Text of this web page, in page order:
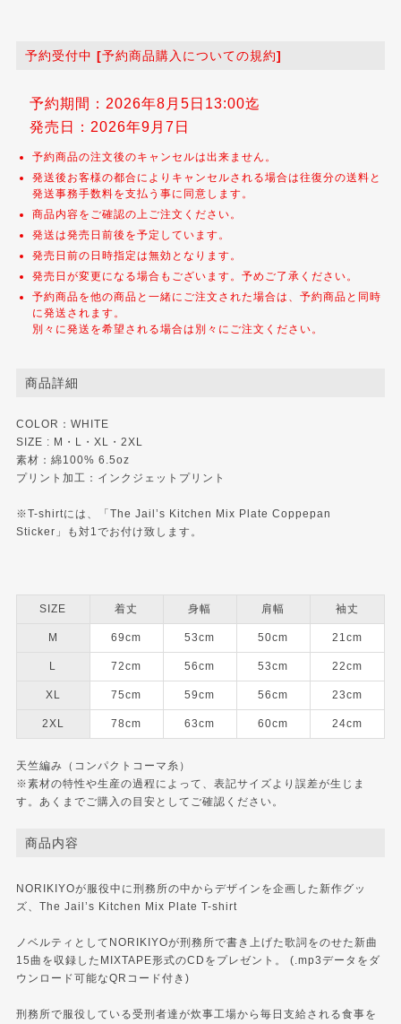
予約受付中 [予約商品購入についての規約]
予約期間：2026年8月5日13:00迄
発売日：2026年9月7日
予約商品の注文後のキャンセルは出来ません。
発送後お客様の都合によりキャンセルされる場合は往復分の送料と
発送事務手数料を支払う事に同意します。
商品内容をご確認の上ご注文ください。
発送は発売日前後を予定しています。
発売日前の日時指定は無効となります。
発売日が変更になる場合もございます。予めご了承ください。
予約商品を他の商品と一緒にご注文された場合は、予約商品と同時
に発送されます。
別々に発送を希望される場合は別々にご注文ください。
商品詳細
COLOR：WHITE
SIZE : M・L・XL・2XL
素材：綿100% 6.5oz
プリント加工：インクジェットプリント
※T-shirtには、「The Jail’s Kitchen Mix Plate Coppepan
Sticker」も対1でお付け致します。
SIZE 着丈 身幅 肩幅 袖丈
M 69cm 53cm 50cm 21cm
L 72cm 56cm 53cm 22cm
XL 75cm 59cm 56cm 23cm
2XL 78cm 63cm 60cm 24cm
天竺編み（コンパクトコーマ糸）
※素材の特性や生産の過程によって、表記サイズより誤差が生じま
す。あくまでご購入の目安としてご確認ください。
商品内容
NORIKIYOが服役中に刑務所の中からデザインを企画した新作グッ
ズ、The Jail’s Kitchen Mix Plate T-shirt
ノベルティとしてNORIKIYOが刑務所で書き上げた歌詞をのせた新曲
15曲を収録したMIXTAPE形式のCDをプレゼント。 (.mp3データをダ
ウンロード可能なQRコード付き)
刑務所で服役している受刑者達が炊事工場から毎日支給される食事を